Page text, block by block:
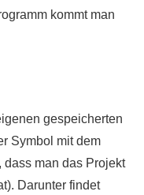
kommt man
gespeicherten
Symbol mit dem
dass man das Projekt
Darunter findet